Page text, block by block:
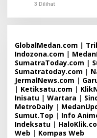
3 Dilihat
GlobalMedan.com |
Indozona.com |
SumatraToday.com |
Sumatratoday.com |
JermalNews.com |
| Ketiksatu.com |
Inisatu | Wartara |
MetroDaily |
Sumut.Top | Info
Indeksatu |
Web | Kompas Web